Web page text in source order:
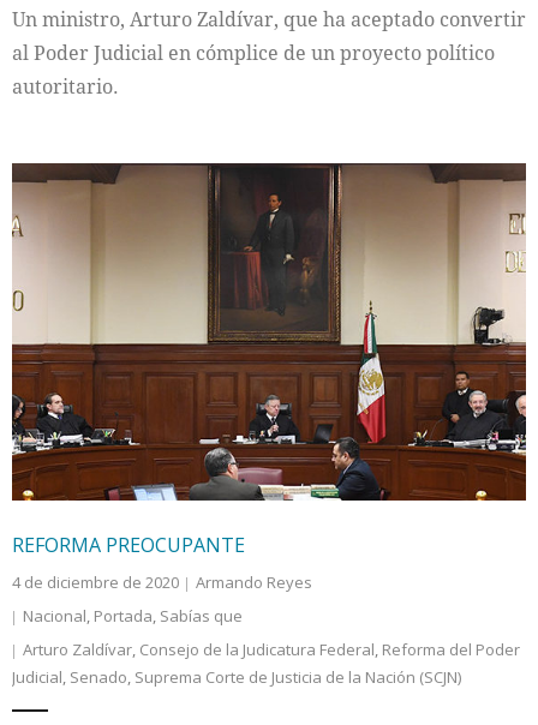
Un ministro, Arturo Zaldívar, que ha aceptado convertir
al Poder Judicial en cómplice de un proyecto político
autoritario.
REFORMA PREOCUPANTE
4 de diciembre de 2020
Armando Reyes
Nacional, Portada, Sabías que
Arturo Zaldívar, Consejo de la Judicatura Federal, Reforma del Poder
Judicial, Senado, Suprema Corte de Justicia de la Nación (SCJN)